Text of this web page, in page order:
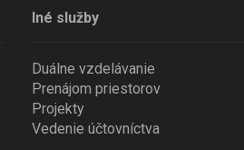
Iné služby
Duálne vzdelávanie
Prenájom priestorov
Projekty
Vedenie účtovníctva